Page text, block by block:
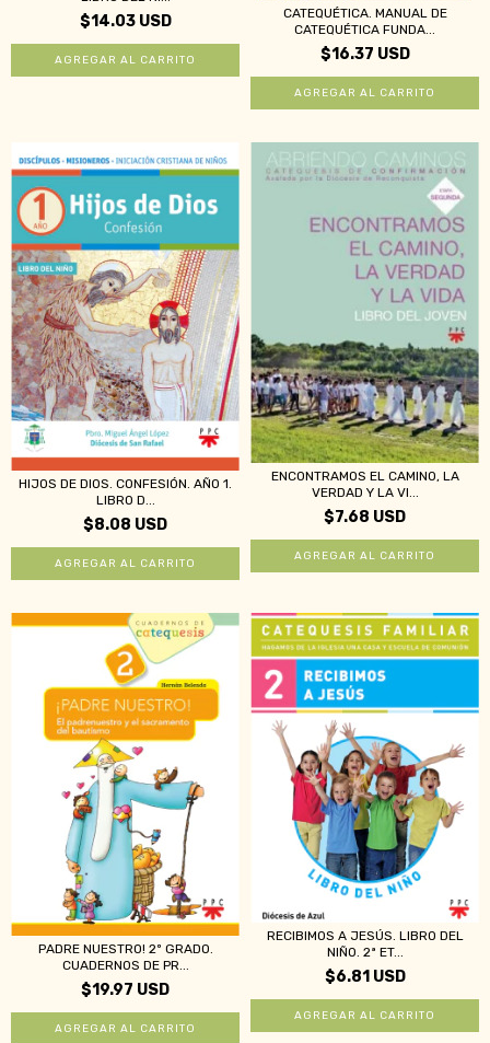
$14.03 USD
CATEQUÉTICA. MANUAL DE
CATEQUÉTICA FUNDA...
$16.37 USD
HIJOS DE DIOS. CONFESIÓN. AÑO 1.
LIBRO D...
$8.08 USD
ENCONTRAMOS EL CAMINO, LA
VERDAD Y LA VI...
$7.68 USD
PADRE NUESTRO! 2º GRADO.
CUADERNOS DE PR...
$19.97 USD
RECIBIMOS A JESÚS. LIBRO DEL
NIÑO. 2ª ET...
$6.81 USD